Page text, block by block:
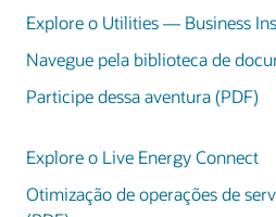
Explore o Utilities — Business
Navegue pela biblioteca de
Participe dessa aventura (PDF)
Explore o Live Energy Connect
Otimização de operações de